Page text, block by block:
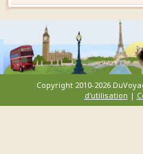
Copyright 2010-2026
d'utilisation |